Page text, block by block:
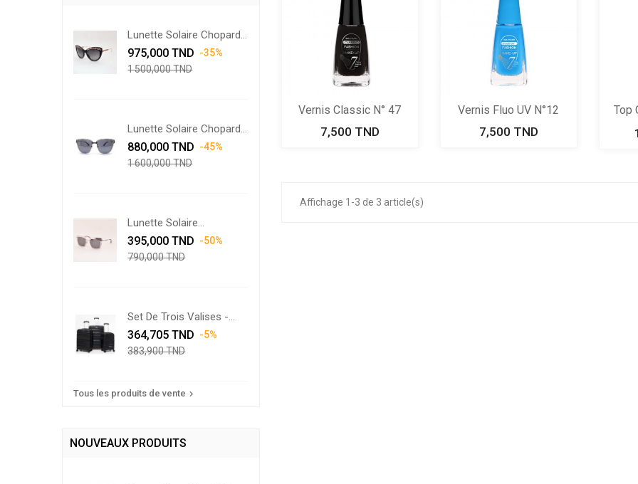
Lunette Solaire Chopard...
Prix
975,000 TND Prix
-35%
1 500,000 TND
Lunette Solaire Chopard...
Prix
880,000 TND Prix
-45%
1 600,000 TND
Lunette Solaire
Swarovski...
Prix
395,000 TND Prix
-50%
790,000 TND
Set De Trois Valises -
Noir
Prix
364,705 TND Prix
-5%
383,900 TND
Tous les produits de vente 
NOUVEAUX PRODUITS
Vernis Classic N° 47
Prix
7,500 TND
Vernis Fluo UV N°12
Prix
7,500 TND
Top
Affichage 1-3 de 3 article(s)